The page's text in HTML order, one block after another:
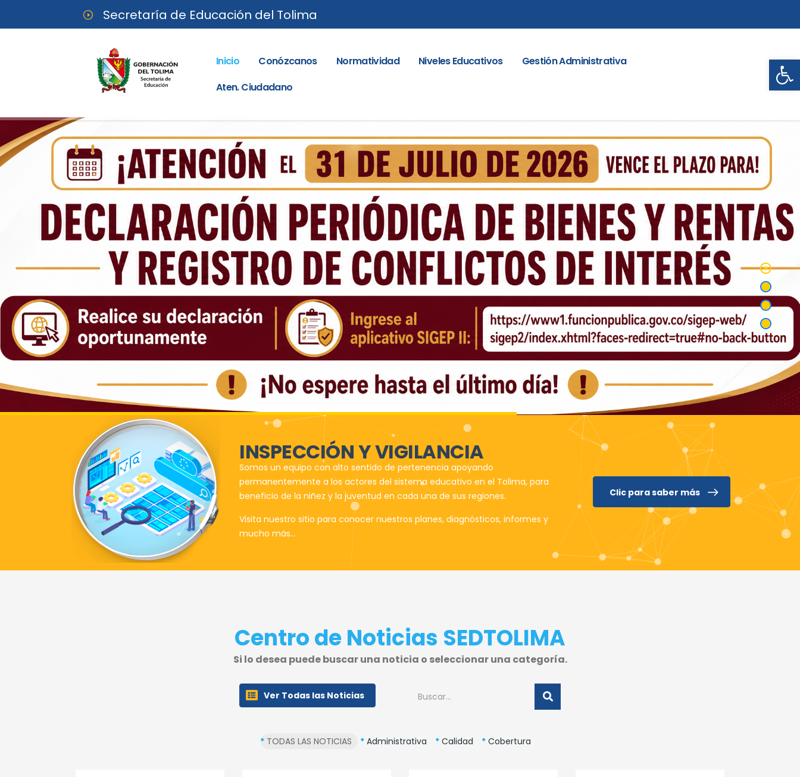
Secretaría de Educación del Tolima
Inicio Conózcanos Normatividad Niveles Educativos
Gestión Administrativa
Aten. Ciudadano
INSPECCIÓN Y VIGILANCIA
Somos un equipo con alto sentido de pertenencia apoyando
permanentemente a los actores del sistema educativo en el Tolima, para
beneficio de la niñez y la juventud en cada una de sus regiones.
Visita nuestro sitio para conocer nuestros planes, diagnósticos, informes y
mucho más…
Clic para saber más
Centro de Noticias SEDTOLIMA
Si lo desea puede buscar una noticia o seleccionar una categoría.
Ver Todas las Noticias
TODAS LAS NOTICIAS Administrativa Calidad Cobertura